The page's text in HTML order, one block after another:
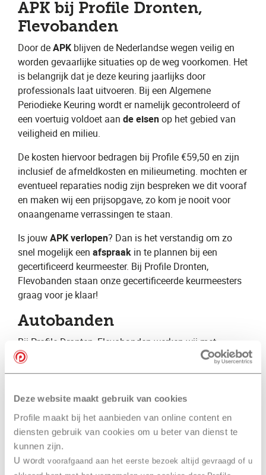
Deze website maakt gebruik van cookies
Profile maakt bij het aanbieden van online content en
diensten gebruik van cookies om u beter van dienst te
kunnen zijn.
U wordt voorafgaand aan het eerste bezoek altijd gevraagd of u
APK bij Profile Dronten,
Flevobanden
Door de ​APK ​ blijven de Nederlandse wegen veilig en
worden gevaarlijke situaties op de weg voorkomen. Het
is belangrijk dat je deze keuring jaarlijks door
professionals laat uitvoeren. Bij een Algemene
Periodieke Keuring wordt er namelijk gecontroleerd of
een voertuig voldoet aan ​ de eisen​ op het gebied van
veiligheid en milieu.
De kosten hiervoor bedragen bij Profile €59,50 en zijn
inclusief de afmeldkosten en milieumeting. mochten er
eventueel reparaties nodig zijn bespreken we dit vooraf
en maken wij een prijsopgave, zo kom je nooit voor
onaangename verrassingen te staan.
Is jouw ​APK verlopen? Dan is het verstandig om zo
snel mogelijk een ​ afspraak ​ in te plannen bij een
gecertificeerd keurmeester. Bij Profile Dronten,
Flevobanden staan onze gecertificeerde keurmeesters
graag voor je klaar!
Autobanden
Bij Profile Dronten, Flevobanden ​werken wij met
monteurs met jarenlange ervaring. Hierdoor beschikken
wij over specialistische kennis op vele verschillende
autoservice aanbieden voor zowel de particuliere als de
zakelijke automobilist. Daarnaast zijn wij
gespecialiseerd op het gebied van autobanden en
geven wij graag advies over bijvoorbeeld ​zomerbanden​
, ​winterbanden​ en ​ vierseizoenenbanden​.